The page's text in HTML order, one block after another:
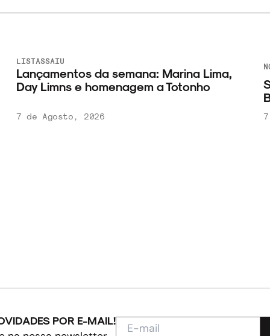
LISTASSAIU
Lançamentos da semana: Marina Lima,
Day Limns e homenagem a Totonho
7 de Agosto, 2026
POR E-MAIL!